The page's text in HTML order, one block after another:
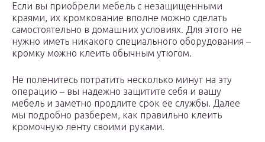
Если вы приобрели мебель с незащищенными
краями, их кромкование вполне можно сделать
самостоятельно в домашних условиях. Для этого не
нужно иметь никакого специального оборудования –
кромку можно клеить обычным утюгом.
Не поленитесь потратить несколько минут на эту
операцию – вы надежно защитите себя и вашу
мебель и заметно продлите срок ее службы. Далее
мы подробно разберем, как правильно клеить
кромочную ленту своими руками.